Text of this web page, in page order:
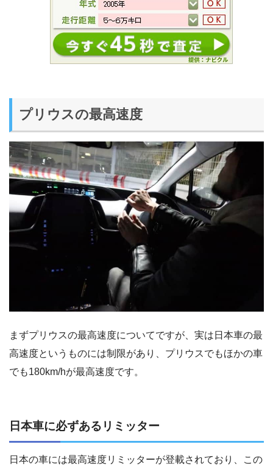
プリウスの最高速度
まずプリウスの最高速度についてですが、実は日本車の最
高速度というものには制限があり、プリウスでもほかの車
でも180km/hが最高速度です。
日本車に必ずあるリミッター
日本の車には最高速度リミッターが登載されており、この